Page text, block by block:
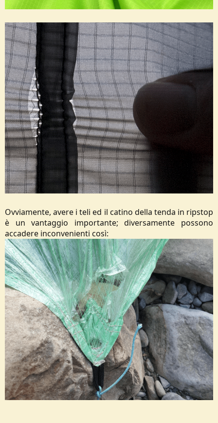
Ovviamente, avere i teli ed il catino della tenda in ripstop
è un vantaggio importante; diversamente possono
accadere inconvenienti così: